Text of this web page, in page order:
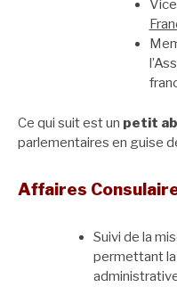
Ce qui suit est un petit
parlementaires en guise
Affaires
Suivi de la
permettant